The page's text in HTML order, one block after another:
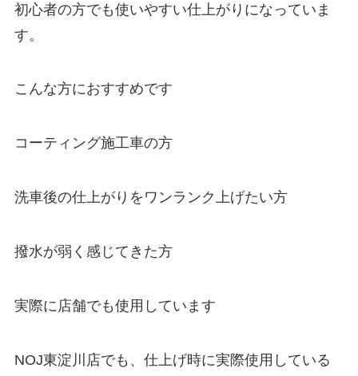
初心者の方でも使いやすい仕上がりになっていま
す。
こんな方におすすめです
コーティング施工車の方
洗車後の仕上がりをワンランク上げたい方
撥水が弱く感じてきた方
実際に店舗でも使用しています
NOJ東淀川店でも、仕上げ時に実際使用している